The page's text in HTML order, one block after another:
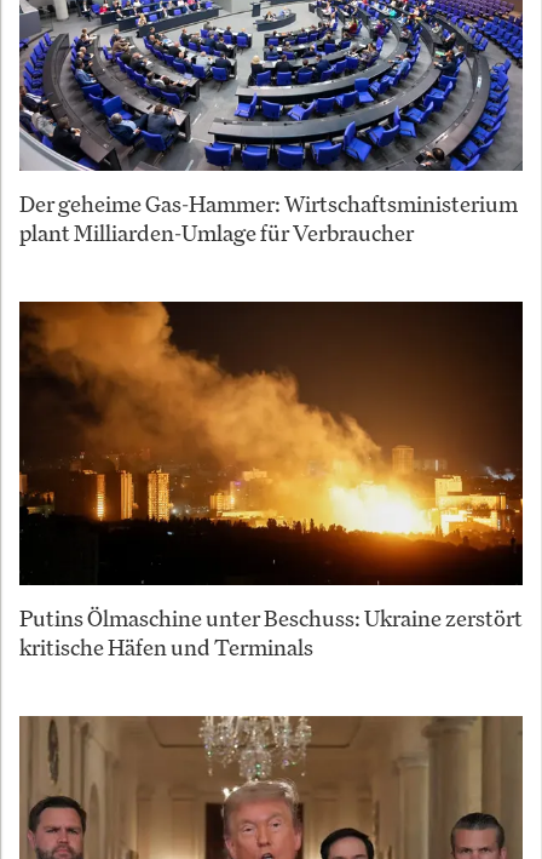
Der geheime Gas-Hammer: Wirtschaftsministerium
plant Milliarden-Umlage für Verbraucher
Putins Ölmaschine unter Beschuss: Ukraine zerstört
kritische Häfen und Terminals